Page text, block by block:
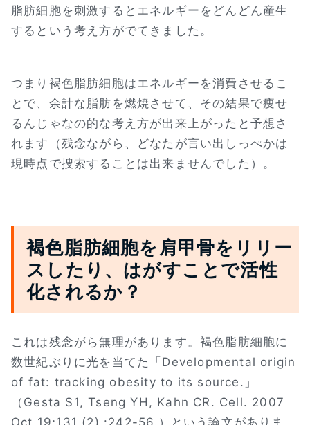
脂肪細胞を刺激するとエネルギーをどんどん産生
するという考え方がでてきました。
つまり褐色脂肪細胞はエネルギーを消費させるこ
とで、余計な脂肪を燃焼させて、その結果で痩せ
るんじゃなの的な考え方が出来上がったと予想さ
れます（残念ながら、どなたが言い出しっぺかは
現時点で捜索することは出来ませんでした）。
褐色脂肪細胞を肩甲骨をリリー
スしたり、はがすことで活性
化されるか？
これは残念がら無理があります。褐色脂肪細胞に
数世紀ぶりに光を当てた「Developmental origin
of fat: tracking obesity to its source.」
（Gesta S1, Tseng YH, Kahn CR. Cell. 2007
Oct 19;131 (2) :242-56.）という論文がありま